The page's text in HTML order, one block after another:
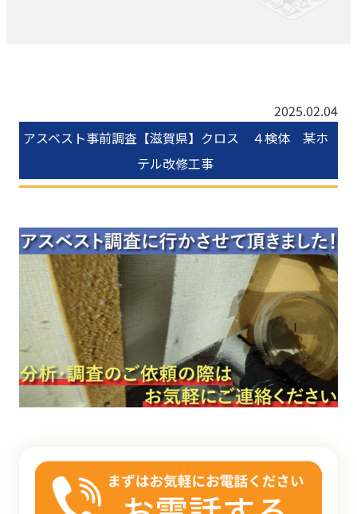
アスベスト事前調査【滋賀県】クロス ４検体 某ホ
テル改修工事
2025.02.04